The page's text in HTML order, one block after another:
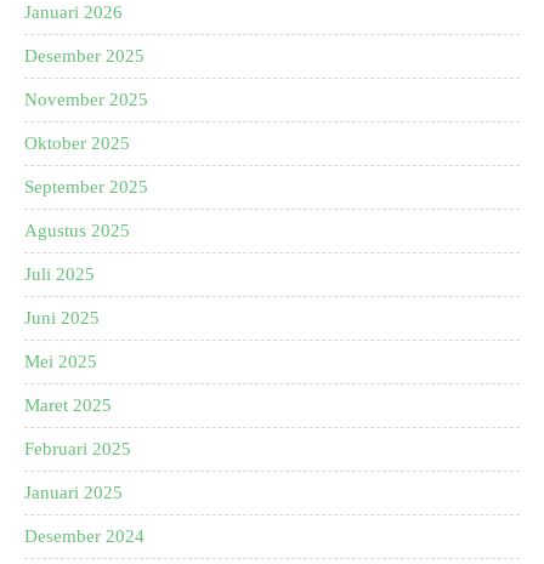
Januari 2026
Desember 2025
November 2025
Oktober 2025
September 2025
Agustus 2025
Juli 2025
Juni 2025
Mei 2025
Maret 2025
Februari 2025
Januari 2025
Desember 2024